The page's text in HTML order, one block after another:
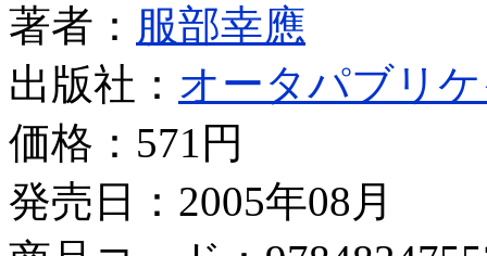
著者： 服部幸應
出版社： オータパブリ
価格： 571円
発売日：2005年08月